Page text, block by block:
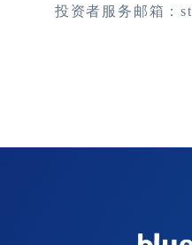
投资者服务邮箱：